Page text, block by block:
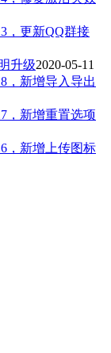
，更新QQ群接
升级2020-05-11
，新增导入导出
，新增重置选项
，新增上传图标